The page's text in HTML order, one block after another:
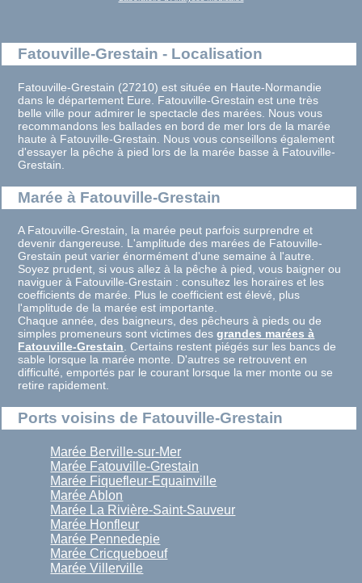
Fatouville-Grestain - Localisation
Fatouville-Grestain (27210) est située en Haute-Normandie
dans le département Eure. Fatouville-Grestain est une très
belle ville pour admirer le spectacle des marées. Nous vous
recommandons les ballades en bord de mer lors de la marée
haute à Fatouville-Grestain. Nous vous conseillons également
d'essayer la pêche à pied lors de la marée basse à Fatouville-
Grestain.
Marée à Fatouville-Grestain
A Fatouville-Grestain, la marée peut parfois surprendre et
devenir dangereuse. L'amplitude des marées de Fatouville-
Grestain peut varier énormément d'une semaine à l'autre.
Soyez prudent, si vous allez à la pêche à pied, vous baigner ou
naviguer à Fatouville-Grestain : consultez les horaires et les
coefficients de marée. Plus le coefficient est élevé, plus
l'amplitude de la marée est importante.
Chaque année, des baigneurs, des pêcheurs à pieds ou de
simples promeneurs sont victimes desgrandes marées à
Fatouville-Grestain. Certains restent piégés sur les bancs de
sable lorsque la marée monte. D'autres se retrouvent en
difficulté, emportés par le courant lorsque la mer monte ou se
retire rapidement.
Ports voisins de Fatouville-Grestain
Marée Berville-sur-Mer
Marée Fatouville-Grestain
Marée Fiquefleur-Equainville
Marée Ablon
Marée La Rivière-Saint-Sauveur
Marée Honfleur
Marée Pennedepie
Marée Cricqueboeuf
Marée Villerville